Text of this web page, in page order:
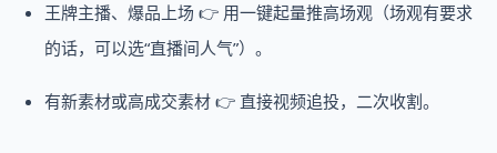
王牌主播、爆品上场 👉 用一键起量推高场观（场观有要求
的话，可以选“直播间人气”）。
有新素材或高成交素材 👉 直接视频追投，二次收割。